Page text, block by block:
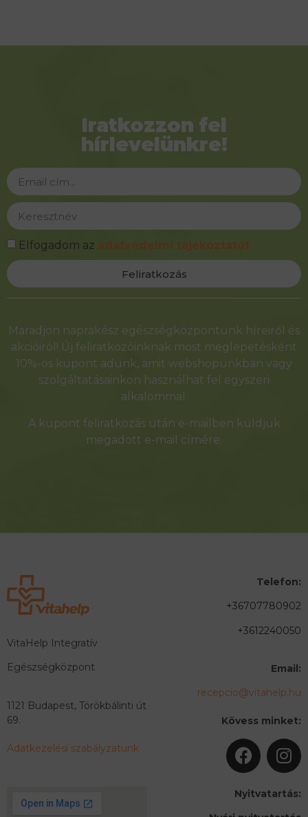
Iratkozzon fel
hírlevelünkre!
Elfogadom az adatvédelmi tájékoztatót
Feliratkozás
Alternative:
Maradjon naprakész egészségközpontunk híreiről és
akcióiról! Új feliratkozóinknak most meglepetésként
10%-os kupont adunk, amit webshopunkban vagy
szolgáltatásainkon használhat fel egyszeri
alkalommal.
A kupont feliratkozás után e-mailben küldjük
megadott e-mail címére.
VitaHelp Integratív
Egészségközpont
1121 Budapest, Törökbálinti út
69.
Adatkezelési szabályzatunk
Telefon:
+36707780902
+3612240050
Email:
recepcio@vitahelp.hu
Kövess minket:
Nyitvatartás: